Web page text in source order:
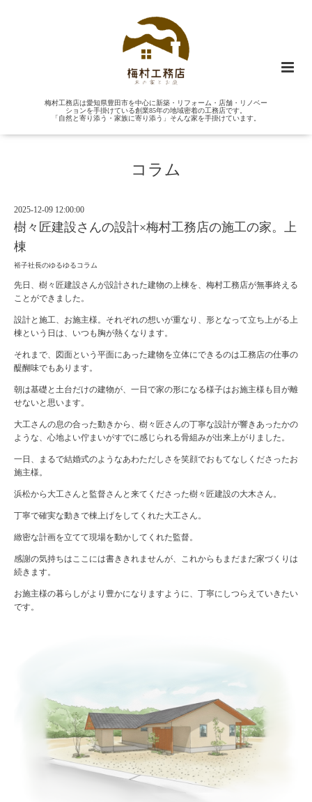
梅村工務店は愛知県豊田市を中心に新築・リフォーム・店舗・リノベー
ションを手掛けている創業85年の地域密着の工務店です。
「自然と寄り添う・家族に寄り添う」そんな家を手掛けています。
コラム
2025-12-09 12:00:00
樹々匠建設さんの設計×梅村工務店の施工の家。上
棟
裕子社長のゆるゆるコラム
先日、樹々匠建設さんが設計された建物の上棟を、梅村工務店が無事終える
ことができました。
設計と施工、お施主様。それぞれの想いが重なり、形となって立ち上がる上
棟という日は、いつも胸が熱くなります。
それまで、図面という平面にあった建物を立体にできるのは工務店の仕事の
醍醐味でもあります。
朝は基礎と土台だけの建物が、一日で家の形になる様子はお施主様も目が離
せないと思います。
大工さんの息の合った動きから、樹々匠さんの丁寧な設計が響きあったかの
ような、心地よい佇まいがすでに感じられる骨組みが出来上がりました。
一日、まるで結婚式のようなあわただしさを笑顔でおもてなしくださったお
施主様。
浜松から大工さんと監督さんと来てくださった樹々匠建設の大木さん。
丁寧で確実な動きで棟上げをしてくれた大工さん。
緻密な計画を立てて現場を動かしてくれた監督。
感謝の気持ちはここには書ききれませんが、これからもまだまだ家づくりは
続きます。
お施主様の暮らしがより豊かになりますように、丁寧にしつらえていきたい
です。